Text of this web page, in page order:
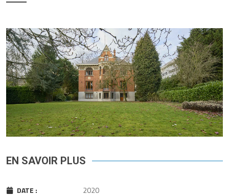
EN SAVOIR PLUS
DATE :
2020